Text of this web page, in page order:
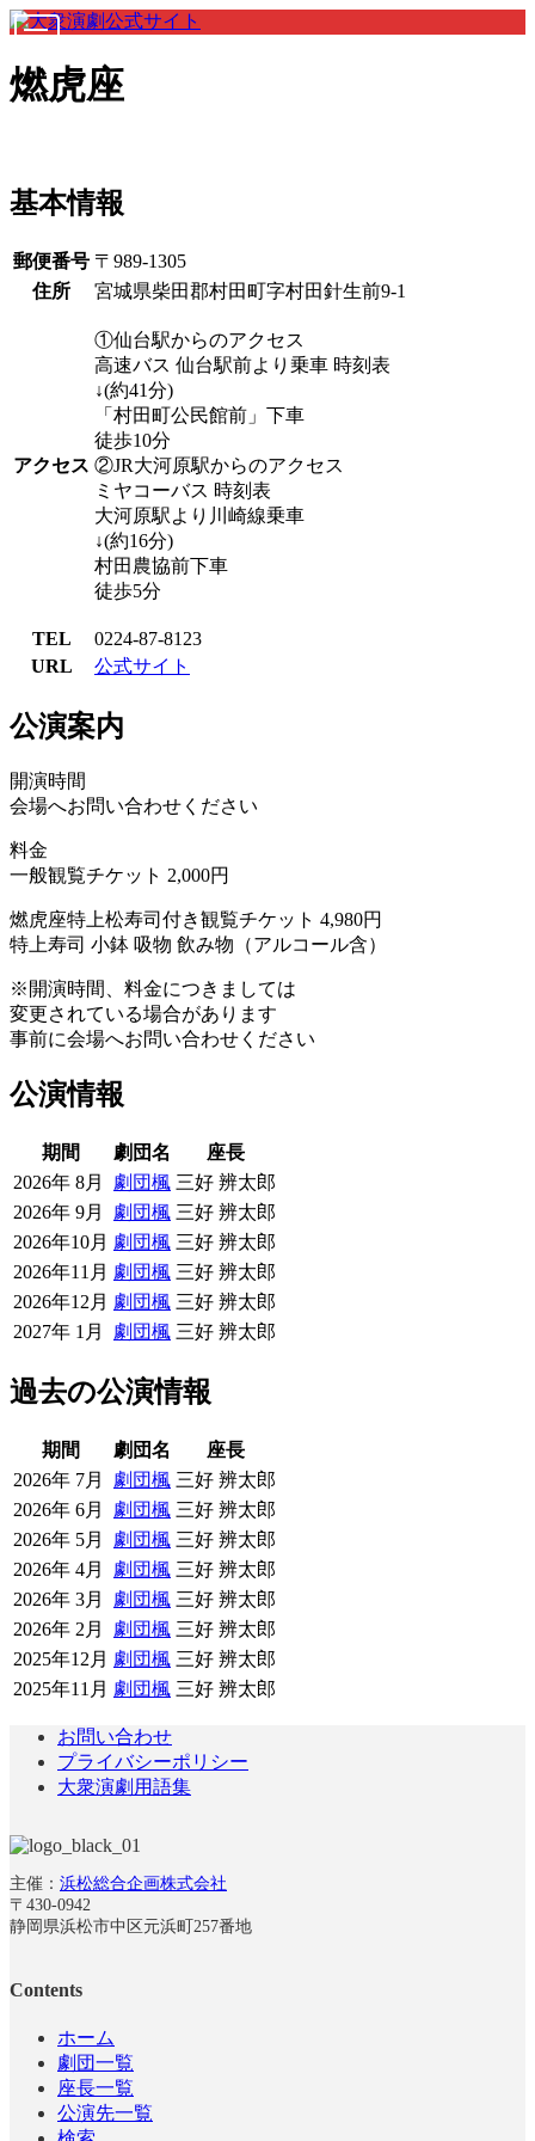
燃虎座
基本情報
郵便番号 〒989-1305
住所
宮城県柴田郡村田町字村田針生前9-1
アクセス
①仙台駅からのアクセス
高速バス 仙台駅前より乗車 時刻表
↓(約41分)
「村田町公民館前」下車
徒歩10分
②JR大河原駅からのアクセス
ミヤコーバス 時刻表
大河原駅より川崎線乗車
↓(約16分)
村田農協前下車
徒歩5分
TEL
0224-87-8123
URL
公式サイト
公演案内
開演時間
会場へお問い合わせください
料金
一般観覧チケット 2,000円
燃虎座特上松寿司付き観覧チケット 4,980円
特上寿司 小鉢 吸物 飲み物（アルコール含）
※開演時間、料金につきましては
変更されている場合があります
事前に会場へお問い合わせください
公演情報
期間 劇団名
座長
2026年 8月
劇団楓 三好 辨太郎
2026年 9月
劇団楓 三好 辨太郎
2026年10月 劇団楓 三好 辨太郎
2026年11月 劇団楓 三好 辨太郎
2026年12月 劇団楓 三好 辨太郎
2027年 1月
劇団楓 三好 辨太郎
過去の公演情報
期間 劇団名
座長
2026年 7月
劇団楓 三好 辨太郎
2026年 6月
劇団楓 三好 辨太郎
2026年 5月
劇団楓 三好 辨太郎
2026年 4月
劇団楓 三好 辨太郎
2026年 3月
劇団楓 三好 辨太郎
2026年 2月
劇団楓 三好 辨太郎
2025年12月 劇団楓 三好 辨太郎
2025年11月 劇団楓 三好 辨太郎
お問い合わせ
プライバシーポリシー
大衆演劇用語集
主催： 浜松総合企画株式会社
〒430-0942
静岡県浜松市中区元浜町257番地
Contents
ホーム
劇団一覧
座長一覧
公演先一覧